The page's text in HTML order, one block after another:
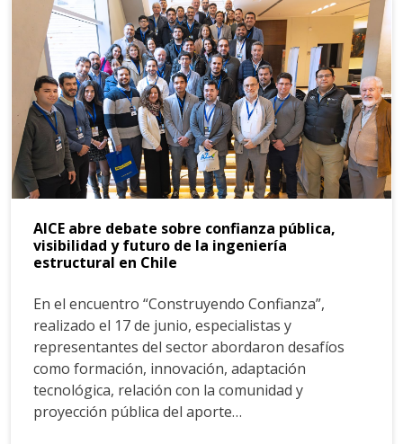
AICE abre debate sobre confianza pública,
visibilidad y futuro de la ingeniería
estructural en Chile
En el encuentro “Construyendo Confianza”,
realizado el 17 de junio, especialistas y
representantes del sector abordaron desafíos
como formación, innovación, adaptación
tecnológica, relación con la comunidad y
proyección pública del aporte…